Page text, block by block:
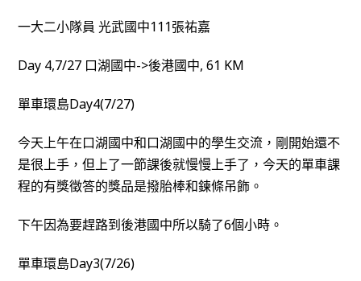
一大二小隊員 光武國中111張祐嘉
Day 4,7/27 口湖國中->後港國中, 61 KM
單車環島Day4(7/27)
今天上午在口湖國中和口湖國中的學生交流，剛開始還不
是很上手，但上了一節課後就慢慢上手了，今天的單車課
程的有獎徵答的獎品是撥胎棒和鍊條吊飾。
下午因為要趕路到後港國中所以騎了6個小時。
單車環島Day3(7/26)